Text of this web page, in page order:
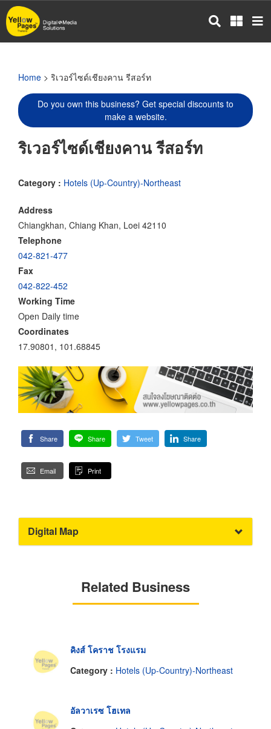
Skip
to
main
Home > ริเวอร์ไซด์เชียงคาน รีสอร์ท
Do you own this business? Get special discounts to
make a website.
ริเวอร์ไซด์เชียงคาน รีสอร์ท
Category : Hotels (Up-Country)-Northeast
Address
Chiangkhan, Chiang Khan, Loei 42110
Telephone
042-821-477
Fax
042-822-452
Working Time
Open Daily time
Coordinates
17.90801, 101.68845
Share Share Tweet Share
Email Print
Digital Map
Related Business
คิงส์ โคราช โรงแรม
Category : Hotels (Up-Country)-Northeast
อัลวาเรซ โฮเทล